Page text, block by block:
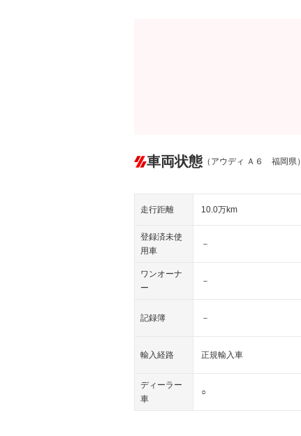
車両状態 （アウディ Ａ６ 福岡県）
走行距離 10.0万km
登録済未使
用車
－
ワンオーナ
ー
－
記録簿 －
輸入経路 正規輸入車
ディーラー
車
○